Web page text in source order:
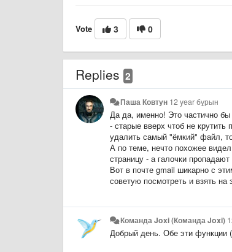
Vote 3 0
Replies 2
Паша Ковтун 12 year бұрын
Да да, именно! Это частично
- старые вверх чтоб не
удалить самый "ёмкий" файл,
А по теме, нечто похожее
страницу - а галочки пропадают
Вот в почте gmail шикарно с
советую посмотреть и взять на
Команда Joxi (Команда Joxi)
Добрый день. Обе эти функции